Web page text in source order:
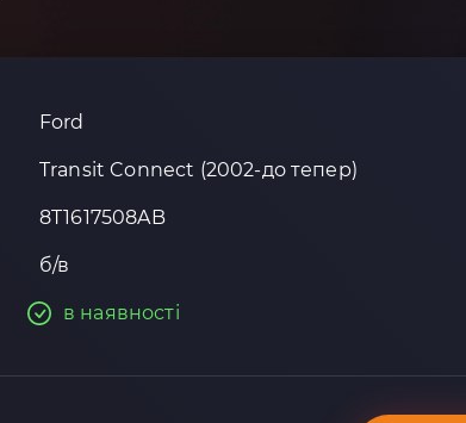
Ford
Transit Connect (2002-до тепер)
8T1617508AB
б/в
в наявності